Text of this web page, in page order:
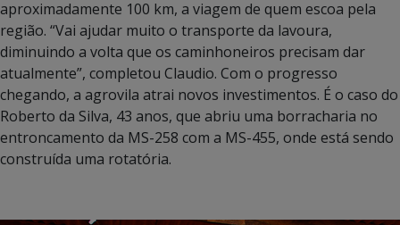
aproximadamente 100 km, a viagem de quem escoa pela
região. “Vai ajudar muito o transporte da lavoura,
diminuindo a volta que os caminhoneiros precisam dar
atualmente”, completou Claudio. Com o progresso
chegando, a agrovila atrai novos investimentos. É o caso do
Roberto da Silva, 43 anos, que abriu uma borracharia no
entroncamento da MS-258 com a MS-455, onde está sendo
construída uma rotatória.